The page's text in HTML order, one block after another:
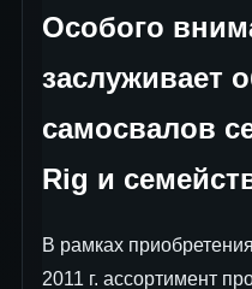
Особого
заслуживает
самосвалов
Rig и
В рамках
2011 г. ассортимент